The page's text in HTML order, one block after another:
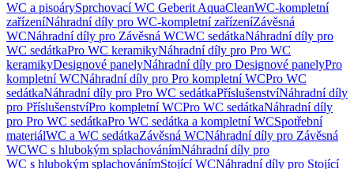
WC a pisoárySprchovací WC Geberit AquaCleanWC-kompletní
zařízeníNáhradní díly pro WC-kompletní zařízeníZávěsná
WCNáhradní díly pro Závěsná WCWC sedátkaNáhradní díly pro
WC sedátkaPro WC keramikyNáhradní díly pro Pro WC
keramikyDesignové panelyNáhradní díly pro Designové panelyPro
kompletní WCNáhradní díly pro Pro kompletní WCPro WC
sedátkaNáhradní díly pro Pro WC sedátkaPříslušenstvíNáhradní díly
pro PříslušenstvíPro kompletní WCPro WC sedátkaNáhradní díly
pro Pro WC sedátkaPro WC sedátka a kompletní WCSpotřební
materiálWC a WC sedátkaZávěsná WCNáhradní díly pro Závěsná
WCWC s hlubokým splachovánímNáhradní díly pro
WC s hlubokým splachovánímStojící WCNáhradní díly pro Stojící